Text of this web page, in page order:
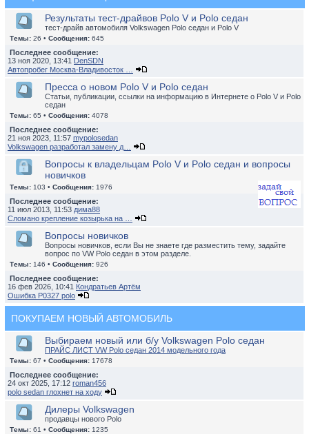
Результаты тест-драйвов Polo V и Polo седан
тест-драйв автомобиля Volkswagen Polo седан и Polo V
Темы: 26 • Сообщения: 645
Последнее сообщение:
13 ноя 2020, 13:41 DenSDN
Автопробег Москва-Владивосток …
Пресса о новом Polo V и Polo седан
Статьи, публикации, ссылки на информацию в Интернете о Polo V и Polo
седан
Темы: 65 • Сообщения: 4078
Последнее сообщение:
21 ноя 2023, 11:57 mypolosedan
Volkswagen разработал замену д…
Вопросы к владельцам Polo V и Polo седан и вопросы
новичков
Темы: 103 • Сообщения: 1976
Последнее сообщение:
11 июл 2013, 11:53 дима88
Сломано крепление козырька на …
Вопросы новичков
Вопросы новичков, если Вы не знаете где разместить тему, задайте
вопрос по VW Polo седан в этом разделе.
Темы: 146 • Сообщения: 926
Последнее сообщение:
16 фев 2026, 10:41 Кондратьев Артём
Ошибка P0327 polo
ПОКУПАЕМ НОВЫЙ АВТОМОБИЛЬ
Выбираем новый или б/у Volkswagen Polo седан
ПРАЙС ЛИСТ VW Polo седан 2014 модельного года
Темы: 67 • Сообщения: 17678
Последнее сообщение:
24 окт 2025, 17:12 roman456
polo sedan глохнет на ходу
Дилеры Volkswagen
продавцы нового Polo
Темы: 61 • Сообщения: 1235